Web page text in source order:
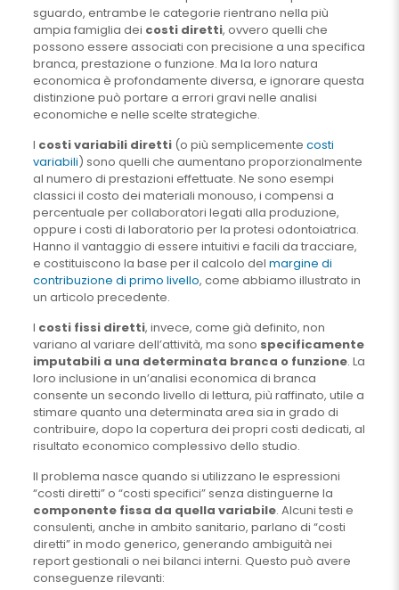
sguardo, entrambe le categorie rientrano nella più
ampia famiglia dei costi diretti, ovvero quelli che
possono essere associati con precisione a una specifica
branca, prestazione o funzione. Ma la loro natura
economica è profondamente diversa, e ignorare questa
distinzione può portare a errori gravi nelle analisi
economiche e nelle scelte strategiche.
I costi variabili diretti(o più semplicemente costi
variabili) sono quelli che aumentano proporzionalmente
al numero di prestazioni effettuate. Ne sono esempi
classici il costo dei materiali monouso, i compensi a
percentuale per collaboratori legati alla produzione,
oppure i costi di laboratorio per la protesi odontoiatrica.
Hanno il vantaggio di essere intuitivi e facili da tracciare,
e costituiscono la base per il calcolo del margine di
contribuzione di primo livello, come abbiamo illustrato in
un articolo precedente.
I costi fissi diretti, invece, come già definito, non
variano al variare dell’attività, ma sono specificamente
imputabili a una determinata branca o funzione. La
loro inclusione in un’analisi economica di branca
consente un secondo livello di lettura, più raffinato, utile a
stimare quanto una determinata area sia in grado di
contribuire, dopo la copertura dei propri costi dedicati, al
risultato economico complessivo dello studio.
Il problema nasce quando si utilizzano le espressioni
“costi diretti” o “costi specifici” senza distinguerne la
componente fissa da quella variabile. Alcuni testi e
consulenti, anche in ambito sanitario, parlano di “costi
diretti” in modo generico, generando ambiguità nei
report gestionali o nei bilanci interni. Questo può avere
conseguenze rilevanti: